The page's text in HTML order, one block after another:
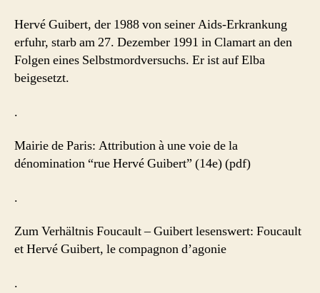
Hervé Guibert, der 1988 von seiner Aids-Erkrankung
erfuhr, starb am 27. Dezember 1991 in Clamart an den
Folgen eines Selbstmordversuchs. Er ist auf Elba
beigesetzt.
.
Mairie de Paris: Attribution à une voie de la
dénomination “rue Hervé Guibert” (14e) (pdf)
.
Zum Verhältnis Foucault – Guibert lesenswert: Foucault
et Hervé Guibert, le compagnon d’agonie
.